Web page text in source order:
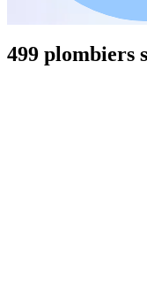
499 plombiers